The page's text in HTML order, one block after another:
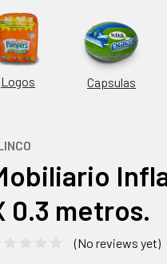
Logos Capsulas
0.3 metros.
(No reviews yet)